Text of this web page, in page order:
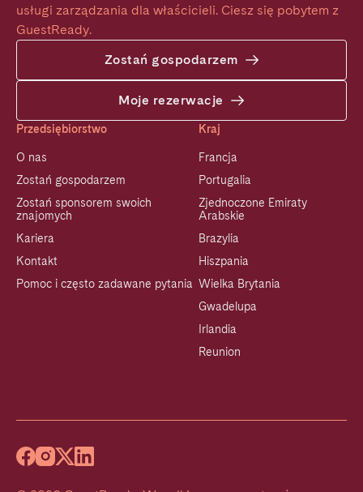
usługi zarządzania dla właścicieli. Ciesz się pobytem z
GuestReady.
Zostań gospodarzem
Moje rezerwacje
Przedsiębiorstwo
O nas
Zostań gospodarzem
Zostań sponsorem swoich
znajomych
Kariera
Kontakt
Pomoc i często zadawane pytania
Kraj
Francja
Portugalia
Zjednoczone Emiraty
Arabskie
Brazylia
Hiszpania
Wielka Brytania
Gwadelupa
Irlandia
Reunion